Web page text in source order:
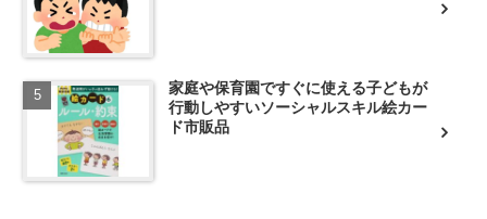
家庭や保育園ですぐに使える子どもが
行動しやすいソーシャルスキル絵カー
ド市販品